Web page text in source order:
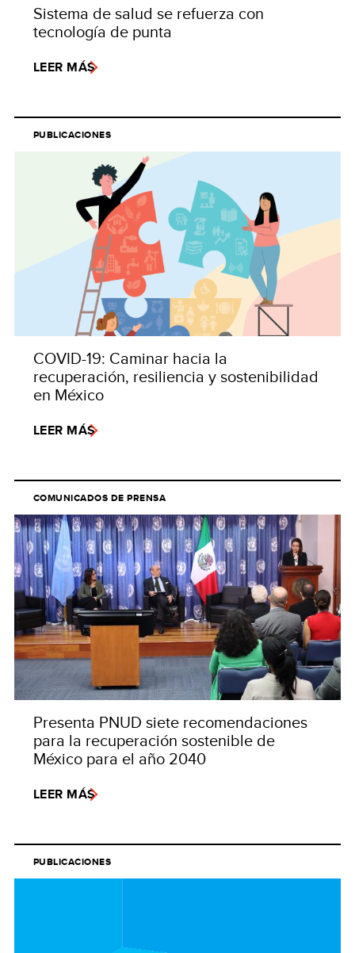
Sistema de salud se refuerza con
tecnología de punta
LEER MÁS
PUBLICACIONES
COVID-19: Caminar hacia la
recuperación, resiliencia y sostenibilidad
en México
LEER MÁS
COMUNICADOS DE PRENSA
Presenta PNUD siete recomendaciones
para la recuperación sostenible de
México para el año 2040
LEER MÁS
PUBLICACIONES